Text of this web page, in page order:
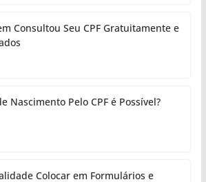
Consultou Seu CPF Gratuitamente e
Nascimento Pelo CPF é Possível?
Colocar em Formulários e